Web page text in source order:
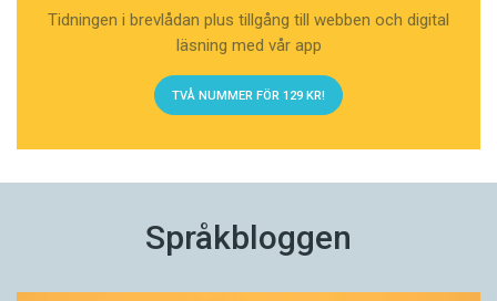
Tidningen i brevlådan plus tillgång till webben och digital
läsning med vår app
TVÅ NUMMER FÖR 129 KR!
Språkbloggen